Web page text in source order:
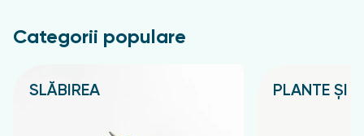
Categorii populare
SLĂBIREA PLANTE ȘI